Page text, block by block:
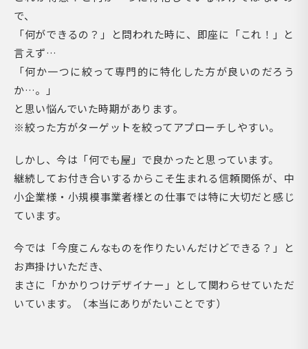
で、
「何ができるの？」と問われた時に、即座に「これ！」と
言えず…
「何か一つに絞って専門的に特化した方が良いのだろう
か…。」
と思い悩んでいた時期があります。
※絞った方がターゲットを絞ってアプローチしやすい。
しかし、今は「何でも屋」で良かったと思っています。
継続してお付き合いするからこそ生まれる信頼関係が、中
小企業様・小規模事業者様との仕事では特に大切だと感じ
ています。
今では「今度こんなものを作りたいんだけどできる？」と
お声掛けいただき、
まさに「かかりつけデザイナー」として関わらせていただ
いています。（本当にありがたいことです）